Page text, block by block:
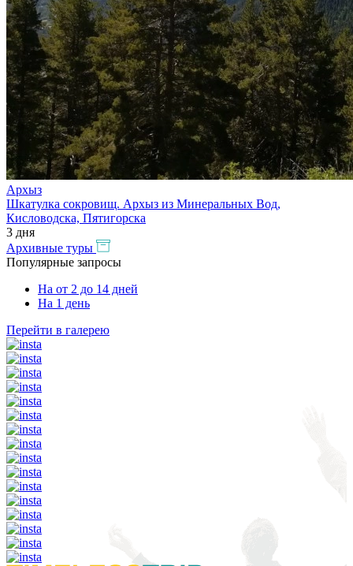
Архыз
Шкатулка сокровищ. Архыз из Минеральных Вод,
Кисловодска, Пятигорска
3 дня
Архивные туры
Популярные запросы
На от 2 до 14 дней
На 1 день
Перейти в галерею